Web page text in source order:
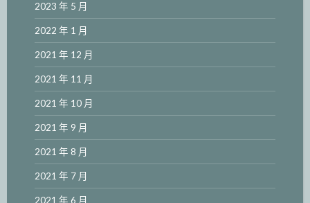
2023 年 5 月
2022 年 1 月
2021 年 12 月
2021 年 11 月
2021 年 10 月
2021 年 9 月
2021 年 8 月
2021 年 7 月
2021 年 6 月